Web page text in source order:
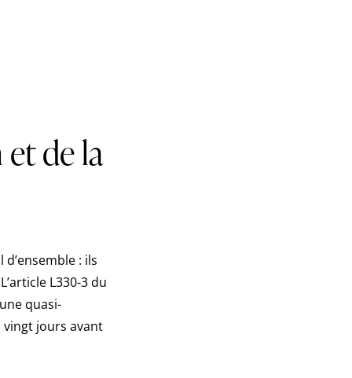
de la
: ils
L330-3 du
quasi-
vingt jours avant